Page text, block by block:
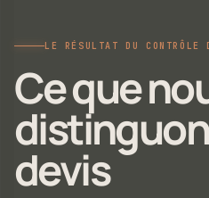
LE RÉSULTAT DU
Ce que
devis